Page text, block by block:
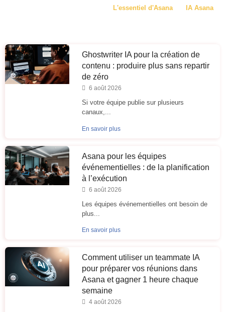
L'essentiel d'Asana
IA Asana
Ghostwriter IA pour la création de
contenu : produire plus sans repartir
de zéro
6 août 2026
Si votre équipe publie sur plusieurs
canaux,...
En savoir plus
Asana pour les équipes
événementielles : de la planification
à l’exécution
6 août 2026
Les équipes événementielles ont besoin de
plus...
En savoir plus
Comment utiliser un teammate IA
pour préparer vos réunions dans
Asana et gagner 1 heure chaque
semaine
4 août 2026